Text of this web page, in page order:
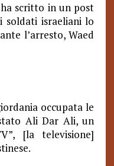
ha scritto in un post
soldati israeliani lo
l’arresto, Waed
occupata le
Ali Dar Ali, un
[la televisione]